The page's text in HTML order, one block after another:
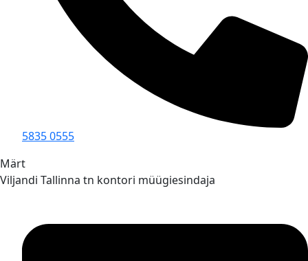
5835 0555
Märt
Viljandi Tallinna tn kontori müügiesindaja